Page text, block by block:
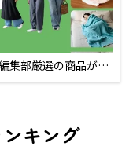
集部厳選の商品が買
キング